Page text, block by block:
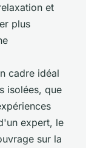
et
plus
cadre idéal
isolées, que
expert, le
sur la